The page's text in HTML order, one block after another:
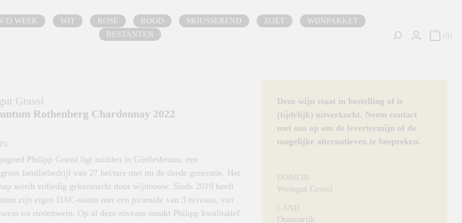
D WEEK WIT ROSE ROOD MOUSSEREND ZOET
WIJNPAKKET
RESTANTEN
0
Grassl
Rothenberg Chardonnay 2022
Philipp Grassl ligt midden in Göttlesbrunn, een
familiebedrijf van 27 hectare met nu de derde generatie. Het
wordt volledig gekenmerkt door wijnbouw. Sinds 2019 heeft
zijn eigen DAC-status met een piramide van 3 niveaus, van
tot riedenwein. Op al deze niveaus maakt Philipp kwalitatief
Deze wijn staat in bestelling of is
(tijdelijk) uitverkocht. Neem contact
met ons op om de levertermijn of de
mogelijke alternatieven te bespreken.
DOMEIN
Weingut Grassl
LAND
Oostenrijk